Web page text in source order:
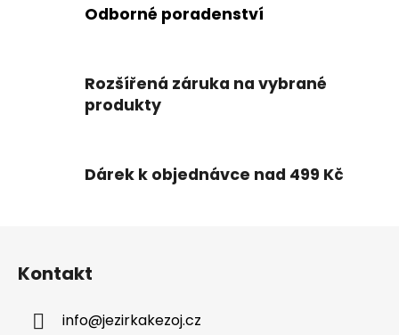
k
p
Odborné poradenství
Rozšířená záruka na vybrané
produkty
Dárek k objednávce nad 499 Kč
Kontakt
info@jezirkakezoj.cz